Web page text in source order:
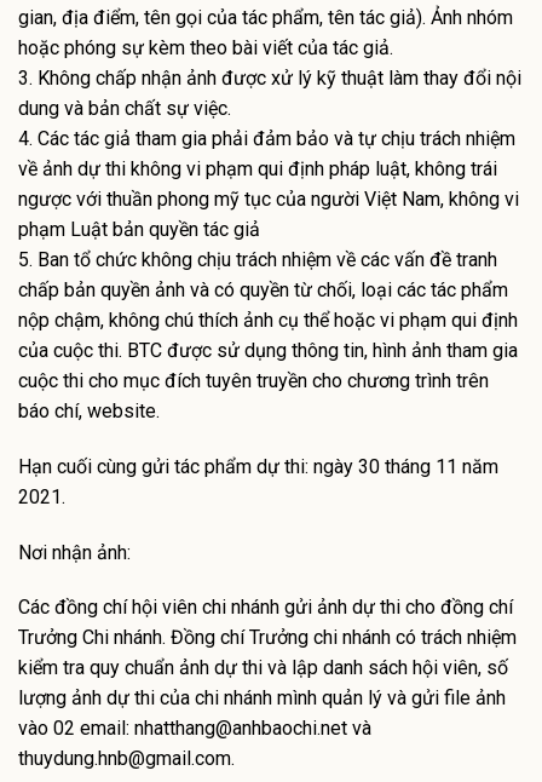
gian, địa điểm, tên gọi của tác phẩm, tên tác giả). Ảnh nhóm
hoặc phóng sự kèm theo bài viết của tác giả.
3. Không chấp nhận ảnh được xử lý kỹ thuật làm thay đổi nội
dung và bản chất sự việc.
4. Các tác giả tham gia phải đảm bảo và tự chịu trách nhiệm
về ảnh dự thi không vi phạm qui định pháp luật, không trái
ngược với thuần phong mỹ tục của người Việt Nam, không vi
phạm Luật bản quyền tác giả
5. Ban tổ chức không chịu trách nhiệm về các vấn đề tranh
chấp bản quyền ảnh và có quyền từ chối, loại các tác phẩm
nộp chậm, không chú thích ảnh cụ thể hoặc vi phạm qui định
của cuộc thi. BTC được sử dụng thông tin, hình ảnh tham gia
cuộc thi cho mục đích tuyên truyền cho chương trình trên
báo chí, website.
Hạn cuối cùng gửi tác phẩm dự thi: ngày 30 tháng 11 năm
2021.
Nơi nhận ảnh:
Các đồng chí hội viên chi nhánh gửi ảnh dự thi cho đồng chí
Trưởng Chi nhánh. Đồng chí Trưởng chi nhánh có trách nhiệm
kiểm tra quy chuẩn ảnh dự thi và lập danh sách hội viên, số
lượng ảnh dự thi của chi nhánh mình quản lý và gửi file ảnh
vào 02 email: nhatthang@anhbaochi.net và
thuydung.hnb@gmail.com.